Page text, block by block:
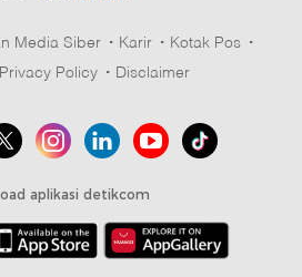
Media Siber Karir
Kotak Pos
Privacy Policy Disclaimer
aplikasi detikcom